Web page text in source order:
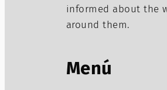
informed about the
around them.
Menú